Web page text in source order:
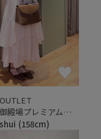
OUTLET
御殿場プレミアムアウトレット
shui (158cm)